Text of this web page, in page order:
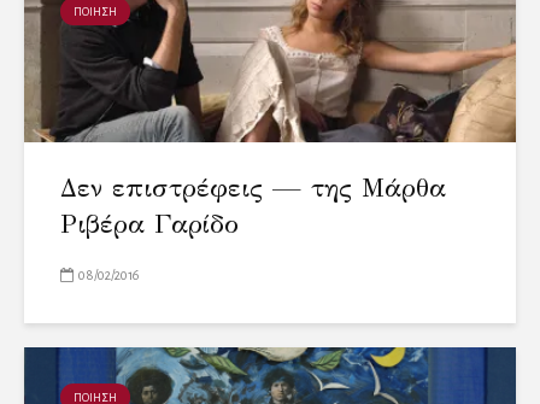
ΠΟΙΗΣΗ
Δεν επιστρέφεις — της Μάρθα
Ριβέρα Γαρίδο
08/02/2016
ΠΟΙΗΣΗ